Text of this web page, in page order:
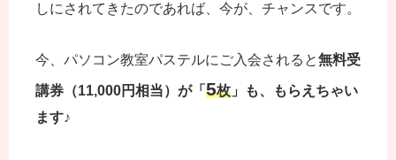
しにされてきたのであれば、今が、チャンスです。
今、パソコン教室パステルにご入会されると無料受
講券（11,000円相当）が「 5枚 」も、もらえちゃい
ます♪